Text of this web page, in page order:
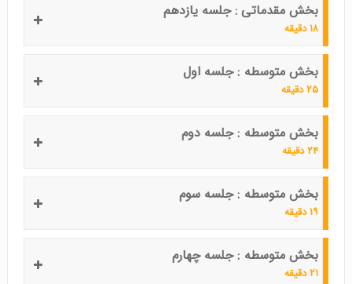
بخش مقدماتی : جلسه یازدهم
۱۸ دقیقه
بخش متوسطه : جلسه اول
۲۵ دقیقه
بخش متوسطه : جلسه دوم
۲۴ دقیقه
بخش متوسطه : جلسه سوم
۱۹ دقیقه
بخش متوسطه : جلسه چهارم
۲۱ دقیقه